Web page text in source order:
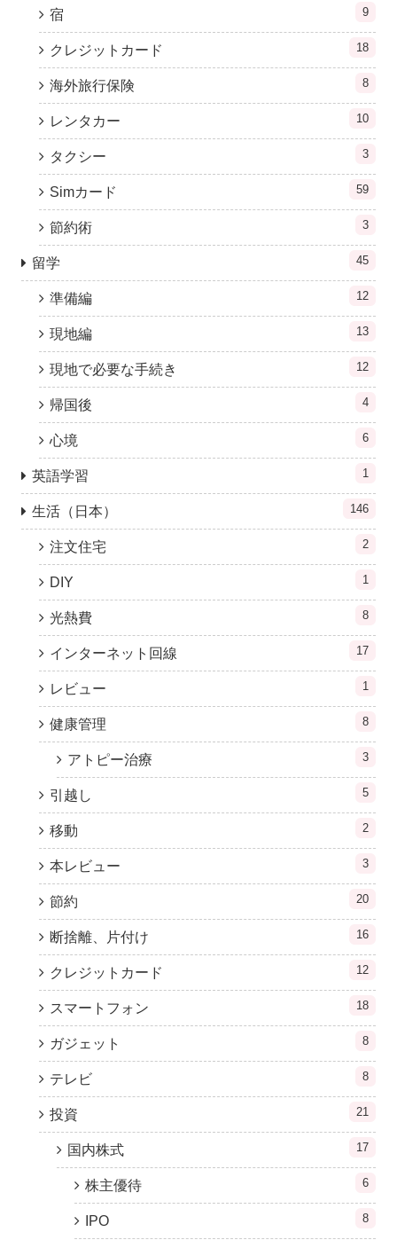
宿 9
クレジットカード 18
海外旅行保険 8
レンタカー 10
タクシー 3
Simカード 59
節約術 3
留学 45
準備編 12
現地編 13
現地で必要な手続き 12
帰国後 4
心境 6
英語学習 1
生活（日本） 146
注文住宅 2
DIY 1
光熱費 8
インターネット回線 17
レビュー 1
健康管理 8
アトピー治療 3
引越し 5
移動 2
本レビュー 3
節約 20
断捨離、片付け 16
クレジットカード 12
スマートフォン 18
ガジェット 8
テレビ 8
投資 21
国内株式 17
株主優待 6
IPO 8